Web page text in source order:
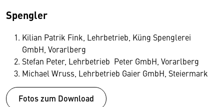
Spengler
Kilian Patrik Fink, Lehrbetrieb, Küng Spenglerei
GmbH, Vorarlberg
Stefan Peter, Lehrbetrieb Peter GmbH, Vorarlberg
Michael Wruss, Lehrbetrieb Gaier GmbH, Steiermark
Fotos zum Download